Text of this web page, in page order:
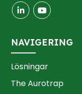
NAVIGERING
Lösningar
The Aurotrap